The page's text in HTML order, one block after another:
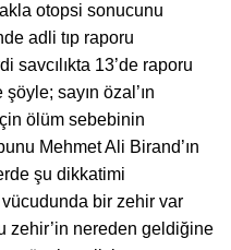
otopsi sonucunu
adli tıp raporu
savcılıkta 13’de raporu
sayın özal’ın
ölüm sebebinin
Mehmet Ali Birand’ın
şu dikkatimi
vücudunda bir zehir var
zehir’in nereden geldiğine